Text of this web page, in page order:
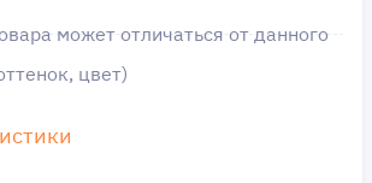
может отличаться от данного
цвет)